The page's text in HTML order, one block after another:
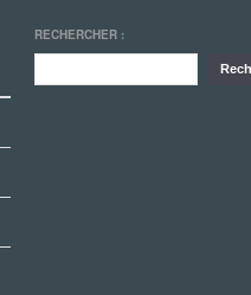
RECHERCHER :